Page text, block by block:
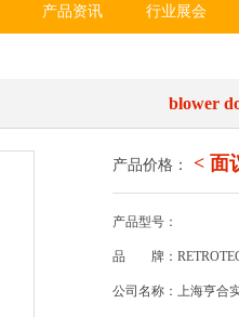
产品资讯 行业展会
blower
产品价格： < 面
产品型号：
品 牌：
公司名称：上海亨合